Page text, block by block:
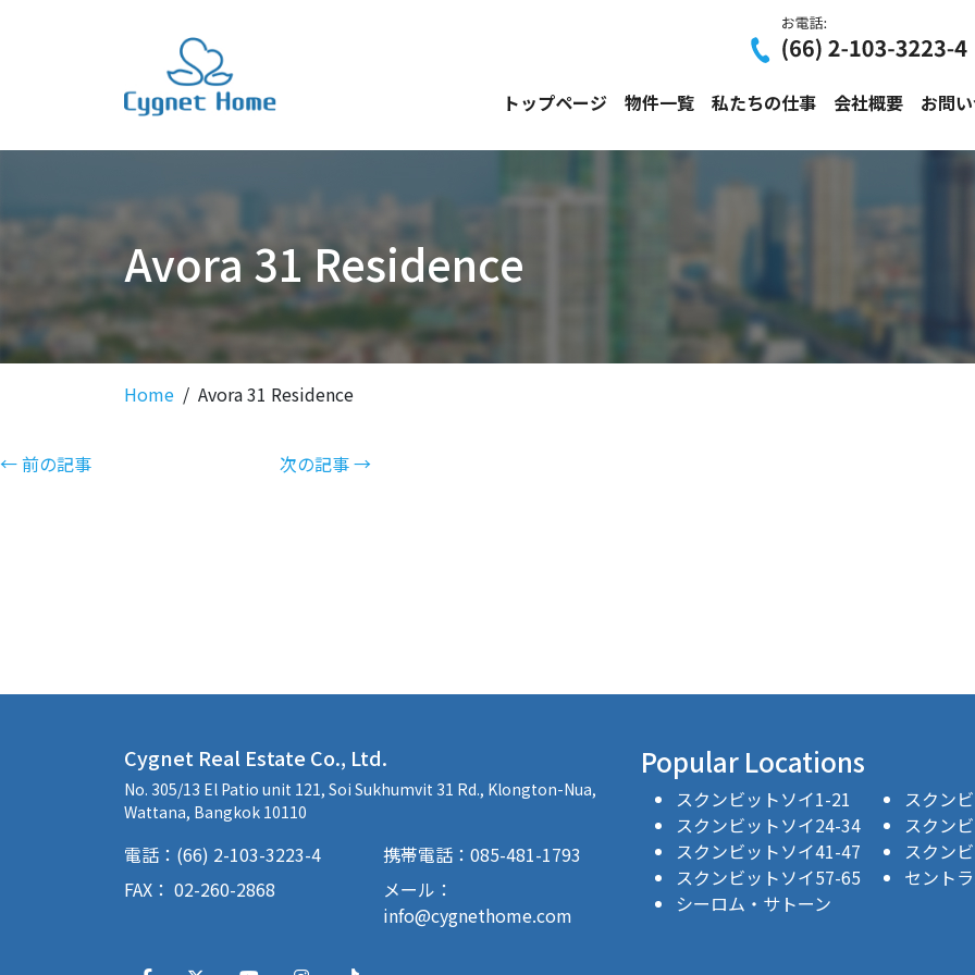
トップページ 物件一覧 私たちの仕事 会社概要 お問
Avora 31 Residence
Home Avora 31 Residence
← 前の記事 次の記事 →
Cygnet Real Estate Co., Ltd.
No. 305/13 El Patio unit 121, Soi Sukhumvit 31 Rd., Klongton-Nua,
Wattana, Bangkok 10110
電話：(66) 2-103-3223-4
携帯電話：085-481-1793
FAX： 02-260-2868
メール：
info@cygnethome.com
Popular Locations
スクンビットソイ1-21
スクン
スクンビットソイ24-34
スクン
スクンビットソイ41-47
スクン
スクンビットソイ57-65
セント
シーロム・サトーン